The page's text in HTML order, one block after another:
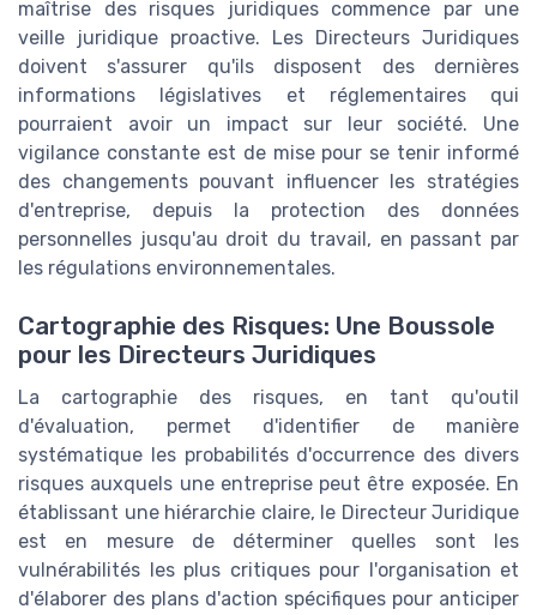
maîtrise des risques juridiques commence par une
veille juridique proactive. Les Directeurs Juridiques
doivent s'assurer qu'ils disposent des dernières
informations législatives et réglementaires qui
pourraient avoir un impact sur leur société. Une
vigilance constante est de mise pour se tenir informé
des changements pouvant influencer les stratégies
d'entreprise, depuis la protection des données
personnelles jusqu'au droit du travail, en passant par
les régulations environnementales.
Cartographie des Risques: Une Boussole
pour les Directeurs Juridiques
La cartographie des risques, en tant qu'outil
d'évaluation, permet d'identifier de manière
systématique les probabilités d'occurrence des divers
risques auxquels une entreprise peut être exposée. En
établissant une hiérarchie claire, le Directeur Juridique
est en mesure de déterminer quelles sont les
vulnérabilités les plus critiques pour l'organisation et
d'élaborer des plans d'action spécifiques pour anticiper